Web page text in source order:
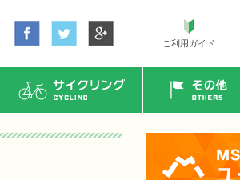
ご利用ガイド
サイクリング その他